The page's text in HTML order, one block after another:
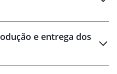
e entrega dos